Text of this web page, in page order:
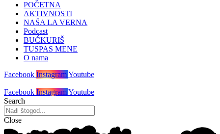
POČETNA
AKTIVNOSTI
NAŠA LA VERNA
Podcast
BUĆKURIŠ
TUSPAS MENE
O nama
Facebook InstagramYoutube
Facebook InstagramYoutube
Search
Close